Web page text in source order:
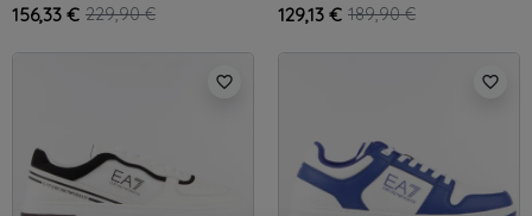
156,33 € 229,90 € 129,13 € 189,90 €
favorite_border favorite_border